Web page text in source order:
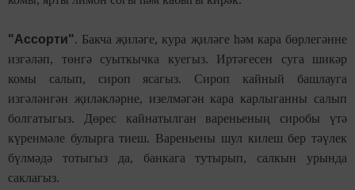
"Ассорти". Бакча җиләге, кура җиләге һәм кара бөрлегәнне
изгәләп, төнгә суыткычка куегыз. Иртәгесен суга шикәр
комы салып, сироп ясагыз. Сироп кайный башлауга
изгәләнгән җиләкләрне, изелмәгән кара карлыганны салып
болгатыгыз. Дөрес кайнатылган вареньеның сиробы үтә
күренмәле булырга тиеш. Вареньены шул килеш бер тәүлек
бүлмәдә тотыгыз да, банкага тутырып, салкын урында
саклагыз.